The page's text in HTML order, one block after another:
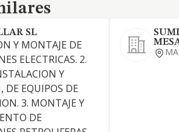
SL
Y MONTAJE DE
ELECTRICAS. 2.
Y
DE EQUIPOS DE
3. MONTAJE Y
DE